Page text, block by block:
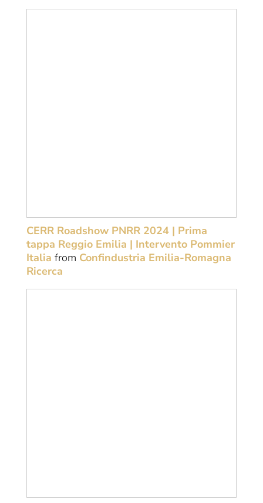
CERR Roadshow PNRR 2024 | Prima
tappa Reggio Emilia | Intervento Pommier
Italia from Confindustria Emilia-Romagna
Ricerca